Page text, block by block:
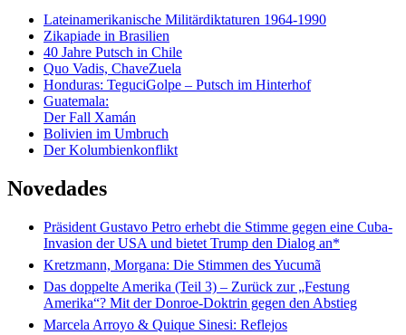
Lateinamerikanische Militärdiktaturen 1964-1990
Zikapiade in Brasilien
40 Jahre Putsch in Chile
Quo Vadis, ChaveZuela
Honduras: TeguciGolpe – Putsch im Hinterhof
Guatemala:
Der Fall Xamán
Bolivien im Umbruch
Der Kolumbienkonflikt
Novedades
Präsident Gustavo Petro erhebt die Stimme gegen eine Cuba-
Invasion der USA und bietet Trump den Dialog an*
Kretzmann, Morgana: Die Stimmen des Yucumã
Das doppelte Amerika (Teil 3) – Zurück zur „Festung
Amerika“? Mit der Donroe-Doktrin gegen den Abstieg
Marcela Arroyo & Quique Sinesi: Reflejos